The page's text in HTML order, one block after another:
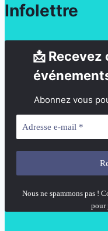
Infolettre
📩
Abonnez vous
Nous ne spammons pas !
pour